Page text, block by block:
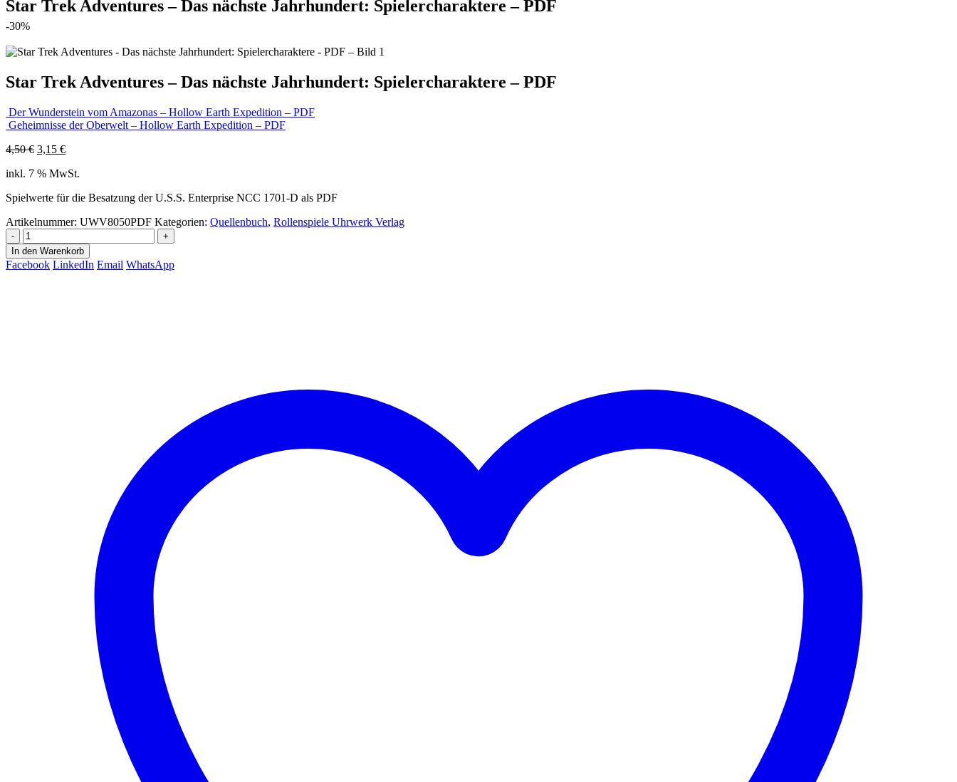
Star Trek Adventures – Das nächste Jahrhundert: Spielercharaktere – PDF
-30%
Star Trek Adventures – Das nächste Jahrhundert: Spielercharaktere – PDF
Der Wunderstein vom Amazonas – Hollow Earth Expedition – PDF
Geheimnisse der Oberwelt – Hollow Earth Expedition – PDF
4,50€ Ursprünglicher
war:
3,15 €Aktueller
ist:
inkl. 7 % MwSt.
Spielwerte für die Besatzung der U.S.S. Enterprise NCC 1701-D als PDF
Artikelnummer: UWV8050PDF Kategorien: Quellenbuch, Rollenspiele Uhrwerk Verlag
-
+
In den Warenkorb
Facebook LinkedIn Email WhatsApp